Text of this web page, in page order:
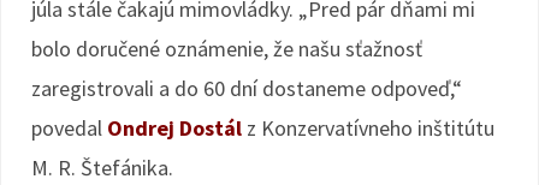
júla stále čakajú mimovládky. „Pred pár dňami mi
bolo doručené oznámenie, že našu sťažnosť
zaregistrovali a do 60 dní dostaneme odpoveď,“
povedal Ondrej Dostál z Konzervatívneho inštitútu
M. R. Štefánika.